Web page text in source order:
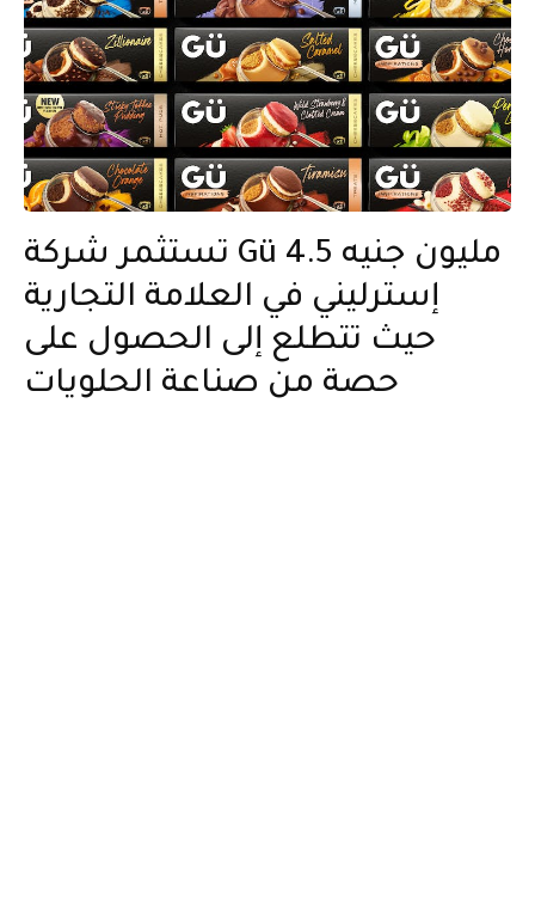
تستثمر شركة Gü 4.5 مليون جنيه
إسترليني في العلامة التجارية
حيث تتطلع إلى الحصول على
حصة من صناعة الحلويات